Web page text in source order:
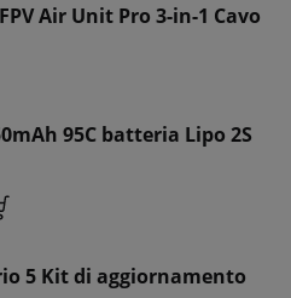
Air Unit Pro 3-in-1 Cavo
95C batteria Lipo 2S
5 Kit di aggiornamento